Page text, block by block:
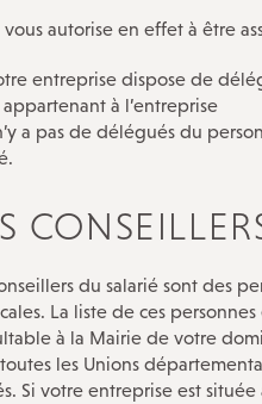
vous autorise en effet à être
entreprise dispose de
à l’entreprise
a pas de délégués du
du salarié sont des
La liste de ces
à la Mairie de votre
les Unions
Si votre entreprise est